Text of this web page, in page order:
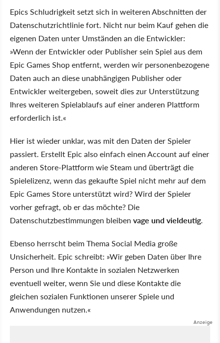
Epics Schludrigkeit setzt sich in weiteren Abschnitten der
Datenschutzrichtlinie fort. Nicht nur beim Kauf gehen die
eigenen Daten unter Umständen an die Entwickler:
»Wenn der Entwickler oder Publisher sein Spiel aus dem
Epic Games Shop entfernt, werden wir personenbezogene
Daten auch an diese unabhängigen Publisher oder
Entwickler weitergeben, soweit dies zur Unterstützung
Ihres weiteren Spielablaufs auf einer anderen Plattform
erforderlich ist.«
Hier ist wieder unklar, was mit den Daten der Spieler
passiert. Erstellt Epic also einfach einen Account auf einer
anderen Store-Plattform wie Steam und überträgt die
Spielelizenz, wenn das gekaufte Spiel nicht mehr auf dem
Epic Games Store unterstützt wird? Wird der Spieler
vorher gefragt, ob er das möchte? Die
Datenschutzbestimmungen bleiben vage und vieldeutig.
Ebenso herrscht beim Thema Social Media große
Unsicherheit. Epic schreibt: »Wir geben Daten über Ihre
Person und Ihre Kontakte in sozialen Netzwerken
eventuell weiter, wenn Sie und diese Kontakte die
gleichen sozialen Funktionen unserer Spiele und
Anwendungen nutzen.«